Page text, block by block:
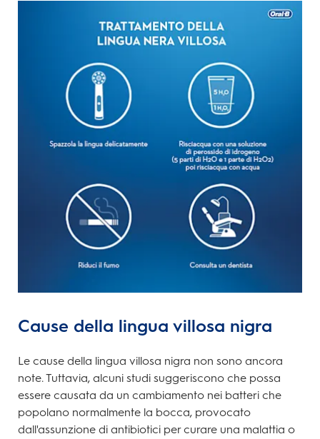
Cause della lingua villosa nigra
Le cause della lingua villosa nigra non sono ancora
note. Tuttavia, alcuni studi suggeriscono che possa
essere causata da un cambiamento nei batteri che
popolano normalmente la bocca, provocato
dall'assunzione di antibiotici per curare una malattia o